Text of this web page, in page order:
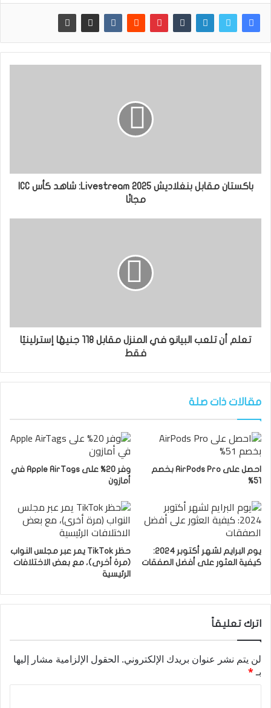
باكستان مقابل بنغلاديش 2025 Livestream: شاهد كأس ICC
مجانًا
تعلم أن تلعب البيانو في المنزل مقابل 118 جنيهًا إسترلينيًا
فقط
مقالات ذات صلة
احصل على AirPods Pro بخصم
51%
وفر 20% على Apple AirTags في
أمازون
يوم البرايم لشهر أكتوبر 2024:
كيفية العثور على أفضل الصفقات
حظر TikTok يمر عبر مجلس النواب
(مرة أخرى)، مع بعض الاختلافات
الرئيسية
اترك تعليقاً
لن يتم نشر عنوان بريدك الإلكتروني. الحقول الإلزامية مشار إليها
بـ*